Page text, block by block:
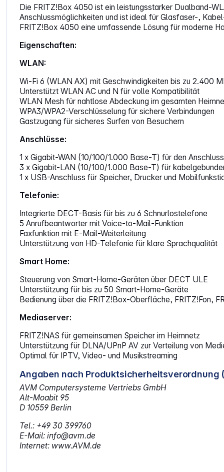
Die FRITZ!Box 4050 ist ein leistungsstarker Dualband-
Anschlussmöglichkeiten und ist ideal für Glasfaser-,
FRITZ!Box 4050 eine umfassende Lösung für moderne
Eigenschaften:
WLAN:
Wi-Fi 6 (WLAN AX) mit Geschwindigkeiten bis zu 2.400
Unterstützt WLAN AC und N für volle Kompatibilität
WLAN Mesh für nahtlose Abdeckung im gesamten
WPA3/WPA2-Verschlüsselung für sichere Verbindungen
Gastzugang für sicheres Surfen von Besuchern
Anschlüsse:
1 x Gigabit-WAN (10/100/1.000 Base-T) für den
3 x Gigabit-LAN (10/100/1.000 Base-T) für
1 x USB-Anschluss für Speicher, Drucker und
Telefonie:
Integrierte DECT-Basis für bis zu 6 Schnurlostelefone
5 Anrufbeantworter mit Voice-to-Mail-Funktion
Faxfunktion mit E-Mail-Weiterleitung
Unterstützung von HD-Telefonie für klare Sprachqualität
Smart Home:
Steuerung von Smart-Home-Geräten über DECT ULE
Unterstützung für bis zu 50 Smart-Home-Geräte
Bedienung über die FRITZ!Box-Oberfläche, FRITZ!Fon,
Mediaserver:
FRITZ!NAS für gemeinsamen Speicher im Heimnetz
Unterstützung für DLNA/UPnP AV zur Verteilung von
Optimal für IPTV, Video- und Musikstreaming
Angaben nach Produktsicherheitsverordnung
AVM Computersysteme Vertriebs GmbH
Alt-Moabit 95
D 10559 Berlin
Tel.: +49 30 399760
E-Mail: info@avm.de
Internet: www.AVM.de